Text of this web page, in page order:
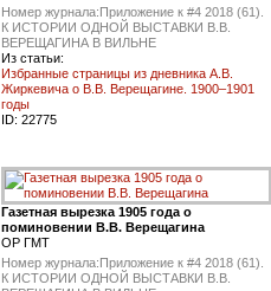
Номер журнала:Приложение к #4 2018 (61).
К ИСТОРИИ ОДНОЙ ВЫСТАВКИ В.В.
ВЕРЕЩАГИНА В ВИЛЬНЕ
Из статьи:
Избранные страницы из дневника А.В.
Жиркевича о В.В. Верещагине. 1900–1901
годы
ID: 22775
Газетная вырезка 1905 года о
поминовении В.В. Верещагина
ОР ГМТ
Номер журнала:Приложение к #4 2018 (61).
К ИСТОРИИ ОДНОЙ ВЫСТАВКИ В.В.